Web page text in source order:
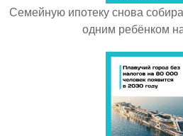
Семейную ипотеку снова
одним ребёнком